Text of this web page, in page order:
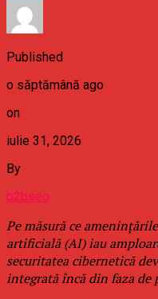
Published
o săptămână ago
on
iulie 31, 2026
By
b2bseo
Pe măsură ce
artificială (AI) iau
securitatea cibernetică
integrată încă din faza de